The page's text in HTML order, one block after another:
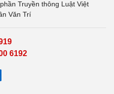
Truyền thông Luật Việt
Văn Trí
6192